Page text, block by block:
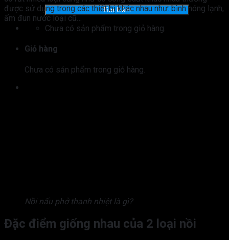
kiếm:
Tìm kiếm
Chưa có sản phẩm trong giỏ hàng.
Giỏ hàng
Chưa có sản phẩm trong giỏ hàng.
được sử dụng trong các thiết bị khác nhau như: bình nóng lạnh,
ấm đun nước loại cũ…
Nồi nấu phở thanh nhiệt là gì?
Đặc điểm giống nhau của 2 loại nồi